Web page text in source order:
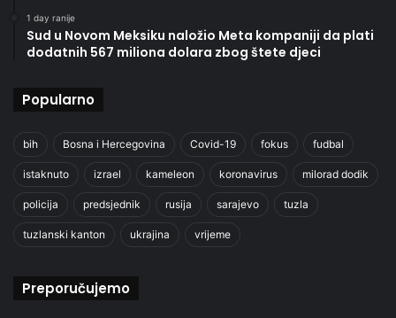
1 day ranije
Sud u Novom Meksiku naložio Meta kompaniji da plati
dodatnih 567 miliona dolara zbog štete djeci
Popularno
bih Bosna i Hercegovina Covid-19 fokus fudbal
istaknuto izrael kameleon koronavirus milorad dodik
policija predsjednik rusija sarajevo tuzla
tuzlanski kanton ukrajina vrijeme
Preporučujemo